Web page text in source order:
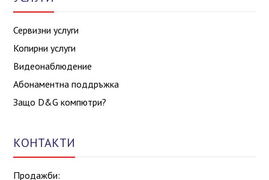
Сервизни услуги
Копирни услуги
Видеонаблюдение
Абонаментна поддръжка
Защо D&G компютри?
КОНТАКТИ
Продажби: